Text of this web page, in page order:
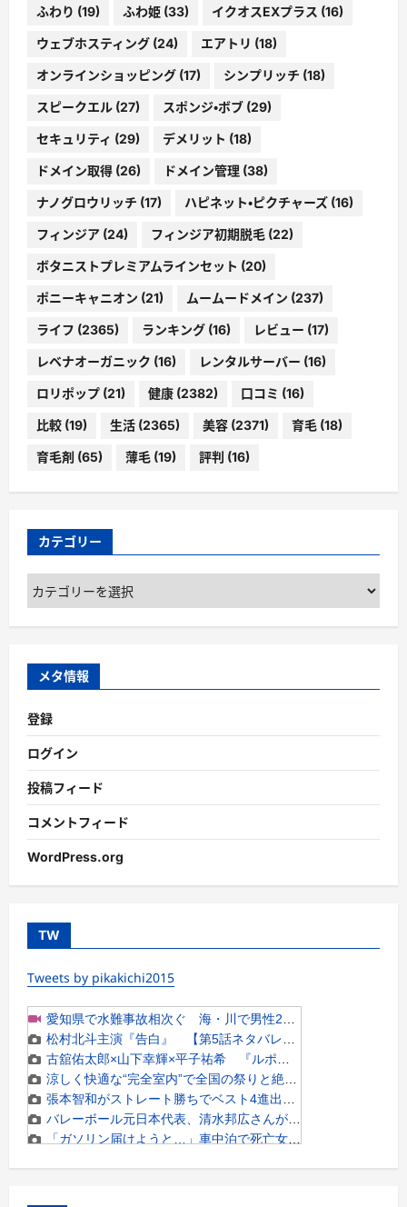
ふわり (19) ふわ姫 (33) イクオスEXプラス (16)
ウェブホスティング (24) エアトリ (18)
オンラインショッピング (17) シンプリッチ (18)
スピークエル (27) スポンジ・ボブ (29)
セキュリティ (29) デメリット (18)
ドメイン取得 (26) ドメイン管理 (38)
ナノグロウリッチ (17) ハピネット・ピクチャーズ (16)
フィンジア (24) フィンジア初期脱毛 (22)
ボタニストプレミアムラインセット (20)
ポニーキャニオン (21) ムームードメイン (237)
ライフ (2365) ランキング (16) レビュー (17)
レベナオーガニック (16) レンタルサーバー (16)
ロリポップ (21) 健康 (2382) 口コミ (16)
比較 (19) 生活 (2365) 美容 (2371) 育毛 (18)
育毛剤 (65) 薄毛 (19) 評判 (16)
カテゴリー
カ
ゴ
ー
メタ情報
登録
ログイン
投稿フィード
コメントフィード
WordPress.org
TW
Tweets by pikakichi2015